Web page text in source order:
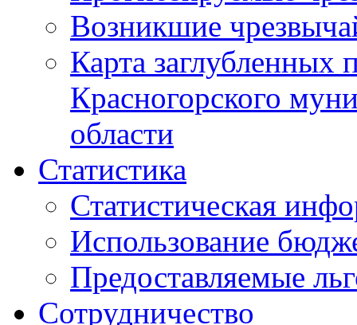
Возникшие
Карта
Красногорского
области
Статистика
Статистическая
Использование
Предоставляемые
Сотрудничество